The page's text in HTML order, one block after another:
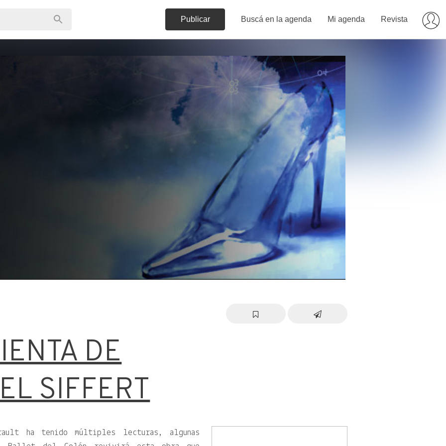
Publicar Buscá en la agenda Mi agenda Revista
DE
SIFFERT
ha tenido múltiples lecturas, algunas